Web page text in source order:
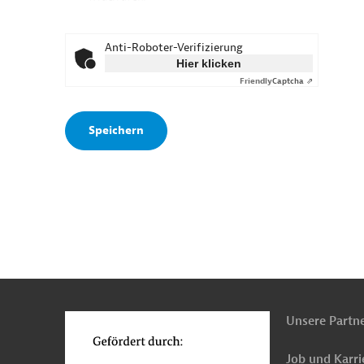
Anti-Roboter-Verifizierung
Hier klicken
FriendlyCaptcha ⇗
Unsere
Job und